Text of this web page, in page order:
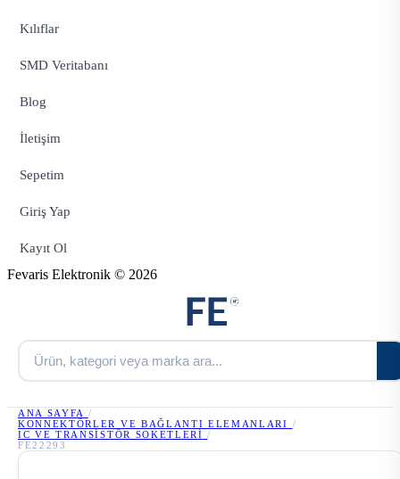
Kılıflar
SMD Veritabanı
Blog
İletişim
Sepetim
Giriş Yap
Kayıt Ol
Fevaris Elektronik © 2026
ANA SAYFA /
KONNEKTÖRLER VE BAĞLANTI ELEMANLARI /
IC VE TRANSISTÖR SOKETLERI /
FE22293